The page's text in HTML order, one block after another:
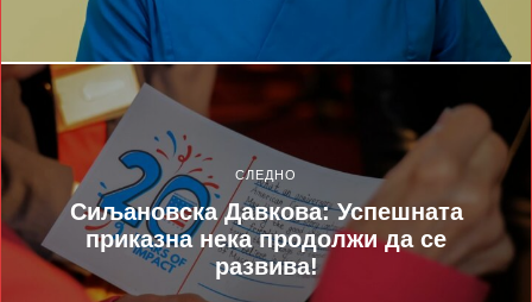
СЛЕДНО
Сиљановска Давкова: Успешната
приказна нека продолжи да се
развива!